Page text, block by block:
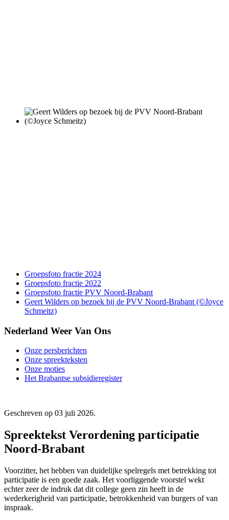
Groepsfoto fractie 2024
Groepsfoto fractie 2022
Groepsfoto fractie PVV Noord-Brabant
Geert Wilders op bezoek bij de PVV Noord-Brabant (©Joyce
Schmeitz)
Nederland Weer Van Ons
Onze persberichten
Onze spreekteksten
Onze moties
Het Brabantse subsidieregister
Geschreven op 03 juli 2026.
Spreektekst Verordening participatie
Noord-Brabant
Voorzitter, het hebben van duidelijke spelregels met betrekking tot
participatie is een goede zaak. Het voorliggende voorstel wekt
echter zeer de indruk dat dit college geen zin heeft in de
wederkerigheid van participatie, betrokkenheid van burgers of van
inspraak.